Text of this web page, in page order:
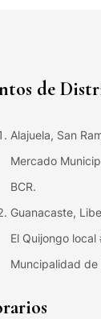
de
Alajuela, San
Mercado
BCR.
Guanacaste,
El Quijongo
Muncipalidad de